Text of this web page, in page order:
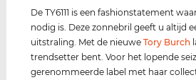
De TY6111 is een fashionstatement
nodig is. Deze zonnebril geeft u altijd
uitstraling. Met de nieuweTory Burch
trendsetter bent. Voor het lopende
gerenommeerde label met haar